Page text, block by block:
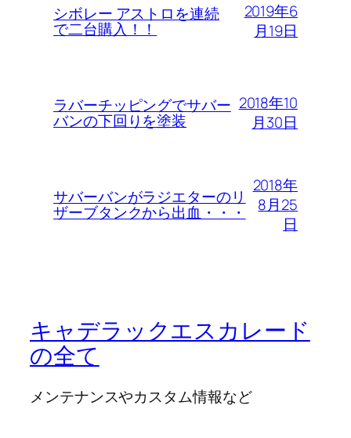
シボレー アストロを連続
で二台購入！！
2019年6
月19日
ラバーチッピングでサバー
バンの下回りを塗装
2018年10
月30日
サバーバンがラジエターのリ
ザーブタンクから出血・・・
2018年
8月25
日
キャデラックエスカレード
の全て
メンテナンスやカスタム情報など